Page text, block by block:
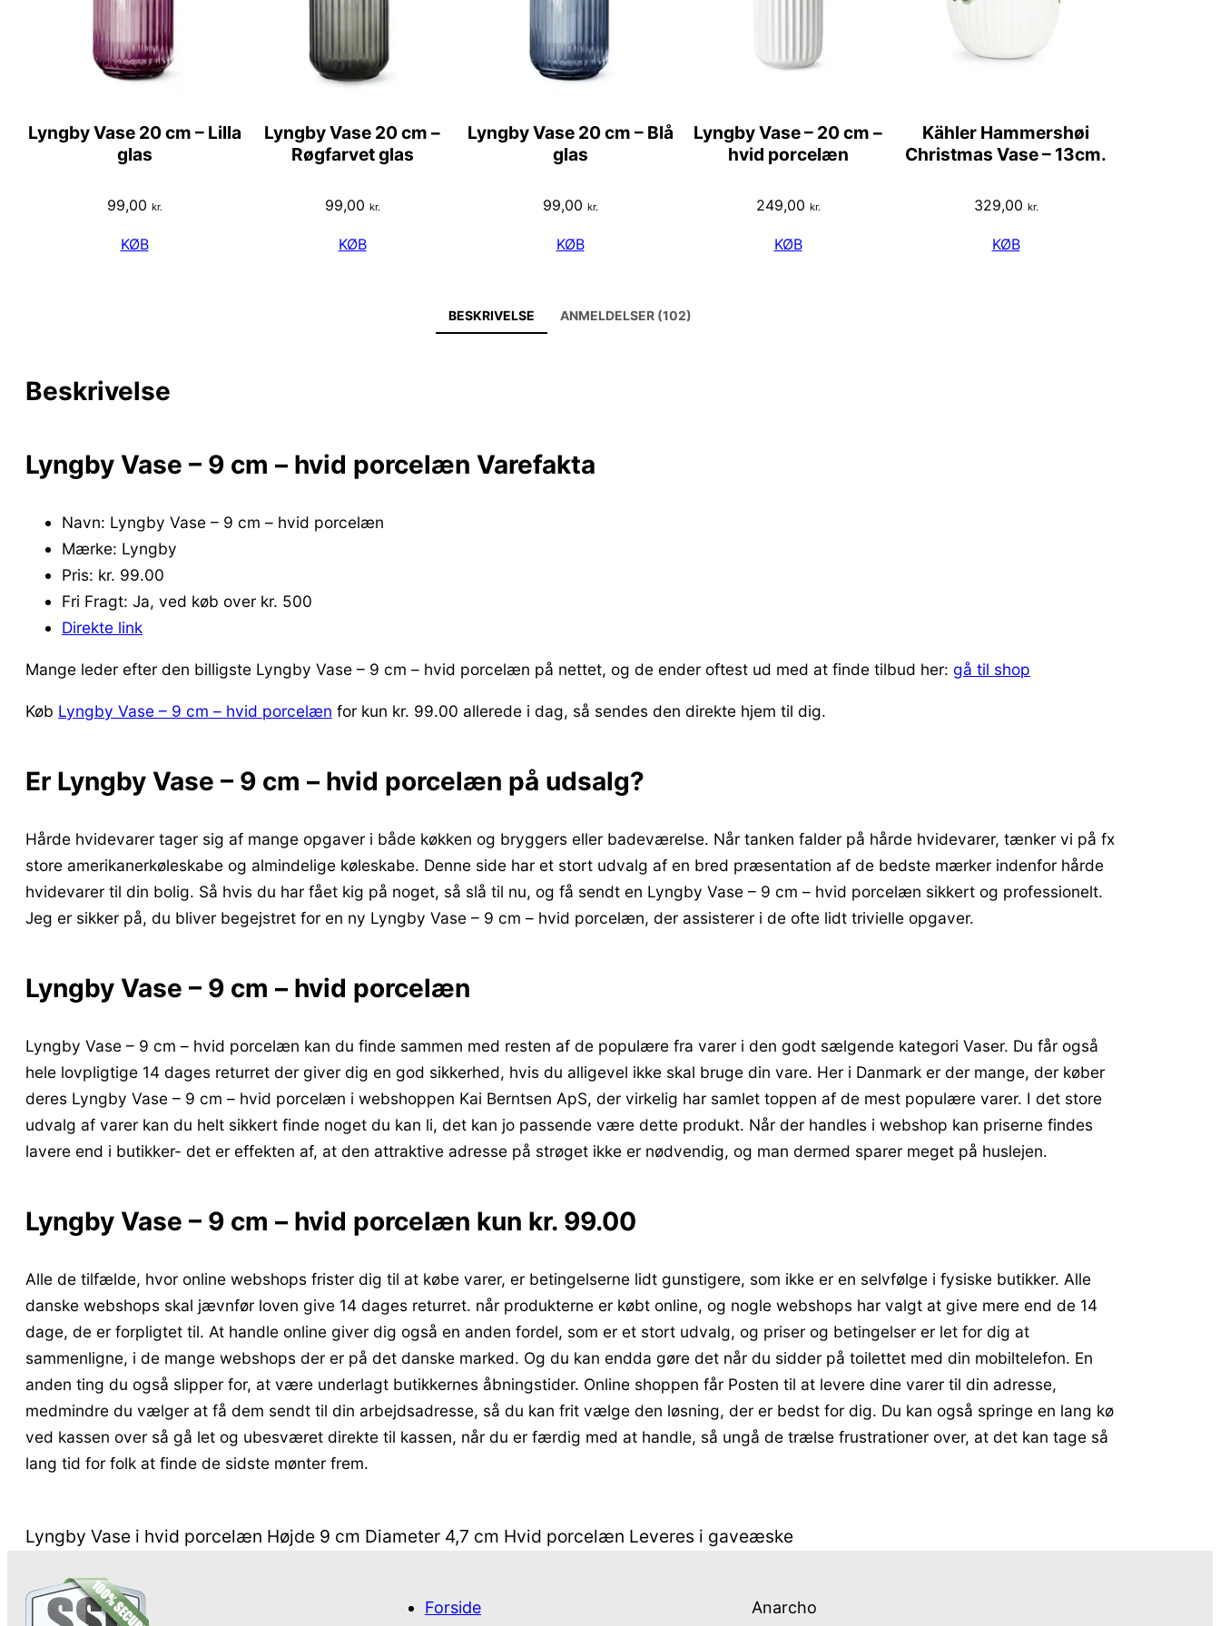
Lyngby Vase 20 cm – Lilla
glas
99,00 kr.
KØB
Lyngby Vase 20 cm –
Røgfarvet glas
99,00 kr.
KØB
Lyngby Vase 20 cm – Blå
glas
99,00 kr.
KØB
Lyngby Vase – 20 cm –
hvid porcelæn
249,00 kr.
KØB
Kähler Hammershøi
Christmas Vase – 13cm.
329,00 kr.
KØB
BESKRIVELSE ANMELDELSER (102)
Beskrivelse
Lyngby Vase – 9 cm – hvid porcelæn Varefakta
Navn: Lyngby Vase – 9 cm – hvid porcelæn
Mærke: Lyngby
Pris: kr. 99.00
Fri Fragt: Ja, ved køb over kr. 500
Direkte link
Mange leder efter den billigste Lyngby Vase – 9 cm – hvid porcelæn på nettet, og de ender oftest ud med at finde tilbud her: gå til shop
Køb Lyngby Vase – 9 cm – hvid porcelæn for kun kr. 99.00 allerede i dag, så sendes den direkte hjem til dig.
Er Lyngby Vase – 9 cm – hvid porcelæn på udsalg?
Hårde hvidevarer tager sig af mange opgaver i både køkken og bryggers eller badeværelse. Når tanken falder på hårde hvidevarer, tænker vi på fx
store amerikanerkøleskabe og almindelige køleskabe. Denne side har et stort udvalg af en bred præsentation af de bedste mærker indenfor hårde
hvidevarer til din bolig. Så hvis du har fået kig på noget, så slå til nu, og få sendt en Lyngby Vase – 9 cm – hvid porcelæn sikkert og professionelt.
Jeg er sikker på, du bliver begejstret for en ny Lyngby Vase – 9 cm – hvid porcelæn, der assisterer i de ofte lidt trivielle opgaver.
Lyngby Vase – 9 cm – hvid porcelæn
Lyngby Vase – 9 cm – hvid porcelæn kan du finde sammen med resten af de populære fra varer i den godt sælgende kategori Vaser. Du får også
hele lovpligtige 14 dages returret der giver dig en god sikkerhed, hvis du alligevel ikke skal bruge din vare. Her i Danmark er der mange, der køber
deres Lyngby Vase – 9 cm – hvid porcelæn i webshoppen Kai Berntsen ApS, der virkelig har samlet toppen af de mest populære varer. I det store
udvalg af varer kan du helt sikkert finde noget du kan li, det kan jo passende være dette produkt. Når der handles i webshop kan priserne findes
lavere end i butikker- det er effekten af, at den attraktive adresse på strøget ikke er nødvendig, og man dermed sparer meget på huslejen.
Lyngby Vase – 9 cm – hvid porcelæn kun kr. 99.00
Alle de tilfælde, hvor online webshops frister dig til at købe varer, er betingelserne lidt gunstigere, som ikke er en selvfølge i fysiske butikker. Alle
danske webshops skal jævnfør loven give 14 dages returret. når produkterne er købt online, og nogle webshops har valgt at give mere end de 14
dage, de er forpligtet til. At handle online giver dig også en anden fordel, som er et stort udvalg, og priser og betingelser er let for dig at
sammenligne, i de mange webshops der er på det danske marked. Og du kan endda gøre det når du sidder på toilettet med din mobiltelefon. En
anden ting du også slipper for, at være underlagt butikkernes åbningstider. Online shoppen får Posten til at levere dine varer til din adresse,
medmindre du vælger at få dem sendt til din arbejdsadresse, så du kan frit vælge den løsning, der er bedst for dig. Du kan også springe en lang kø
ved kassen over så gå let og ubesværet direkte til kassen, når du er færdig med at handle, så ungå de trælse frustrationer over, at det kan tage så
lang tid for folk at finde de sidste mønter frem.
Lyngby Vase i hvid porcelæn Højde 9 cm Diameter 4,7 cm Hvid porcelæn Leveres i gaveæske
Forside
Anarcho